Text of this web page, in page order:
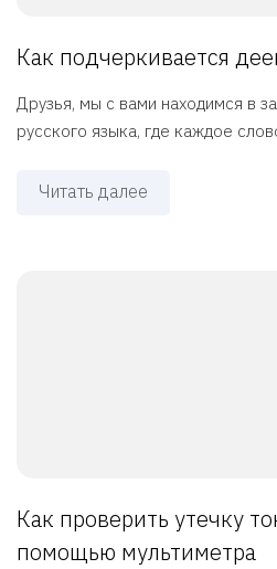
Как подчеркивается
Друзья, мы с вами находимся в
русского языка, где каждое
Читать далее
Как проверить утечку
помощью мультиметра